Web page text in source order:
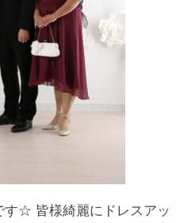
す☆ 皆様綺麗にドレスアッ